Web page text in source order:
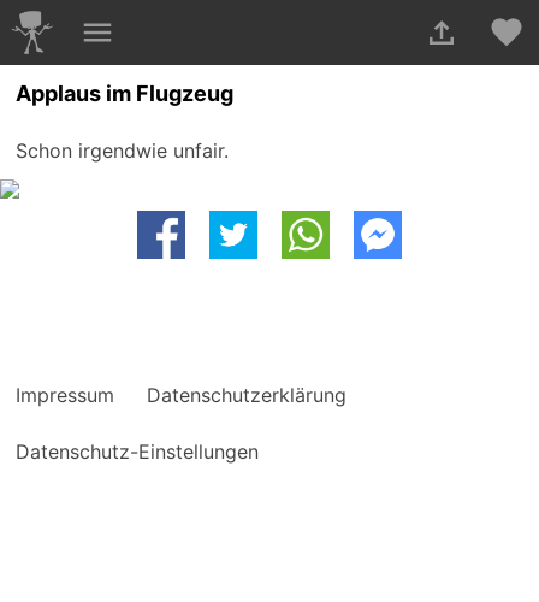
Applaus im Flugzeug
Schon irgendwie unfair.
Impressum Datenschutzerklärung
Datenschutz-Einstellungen